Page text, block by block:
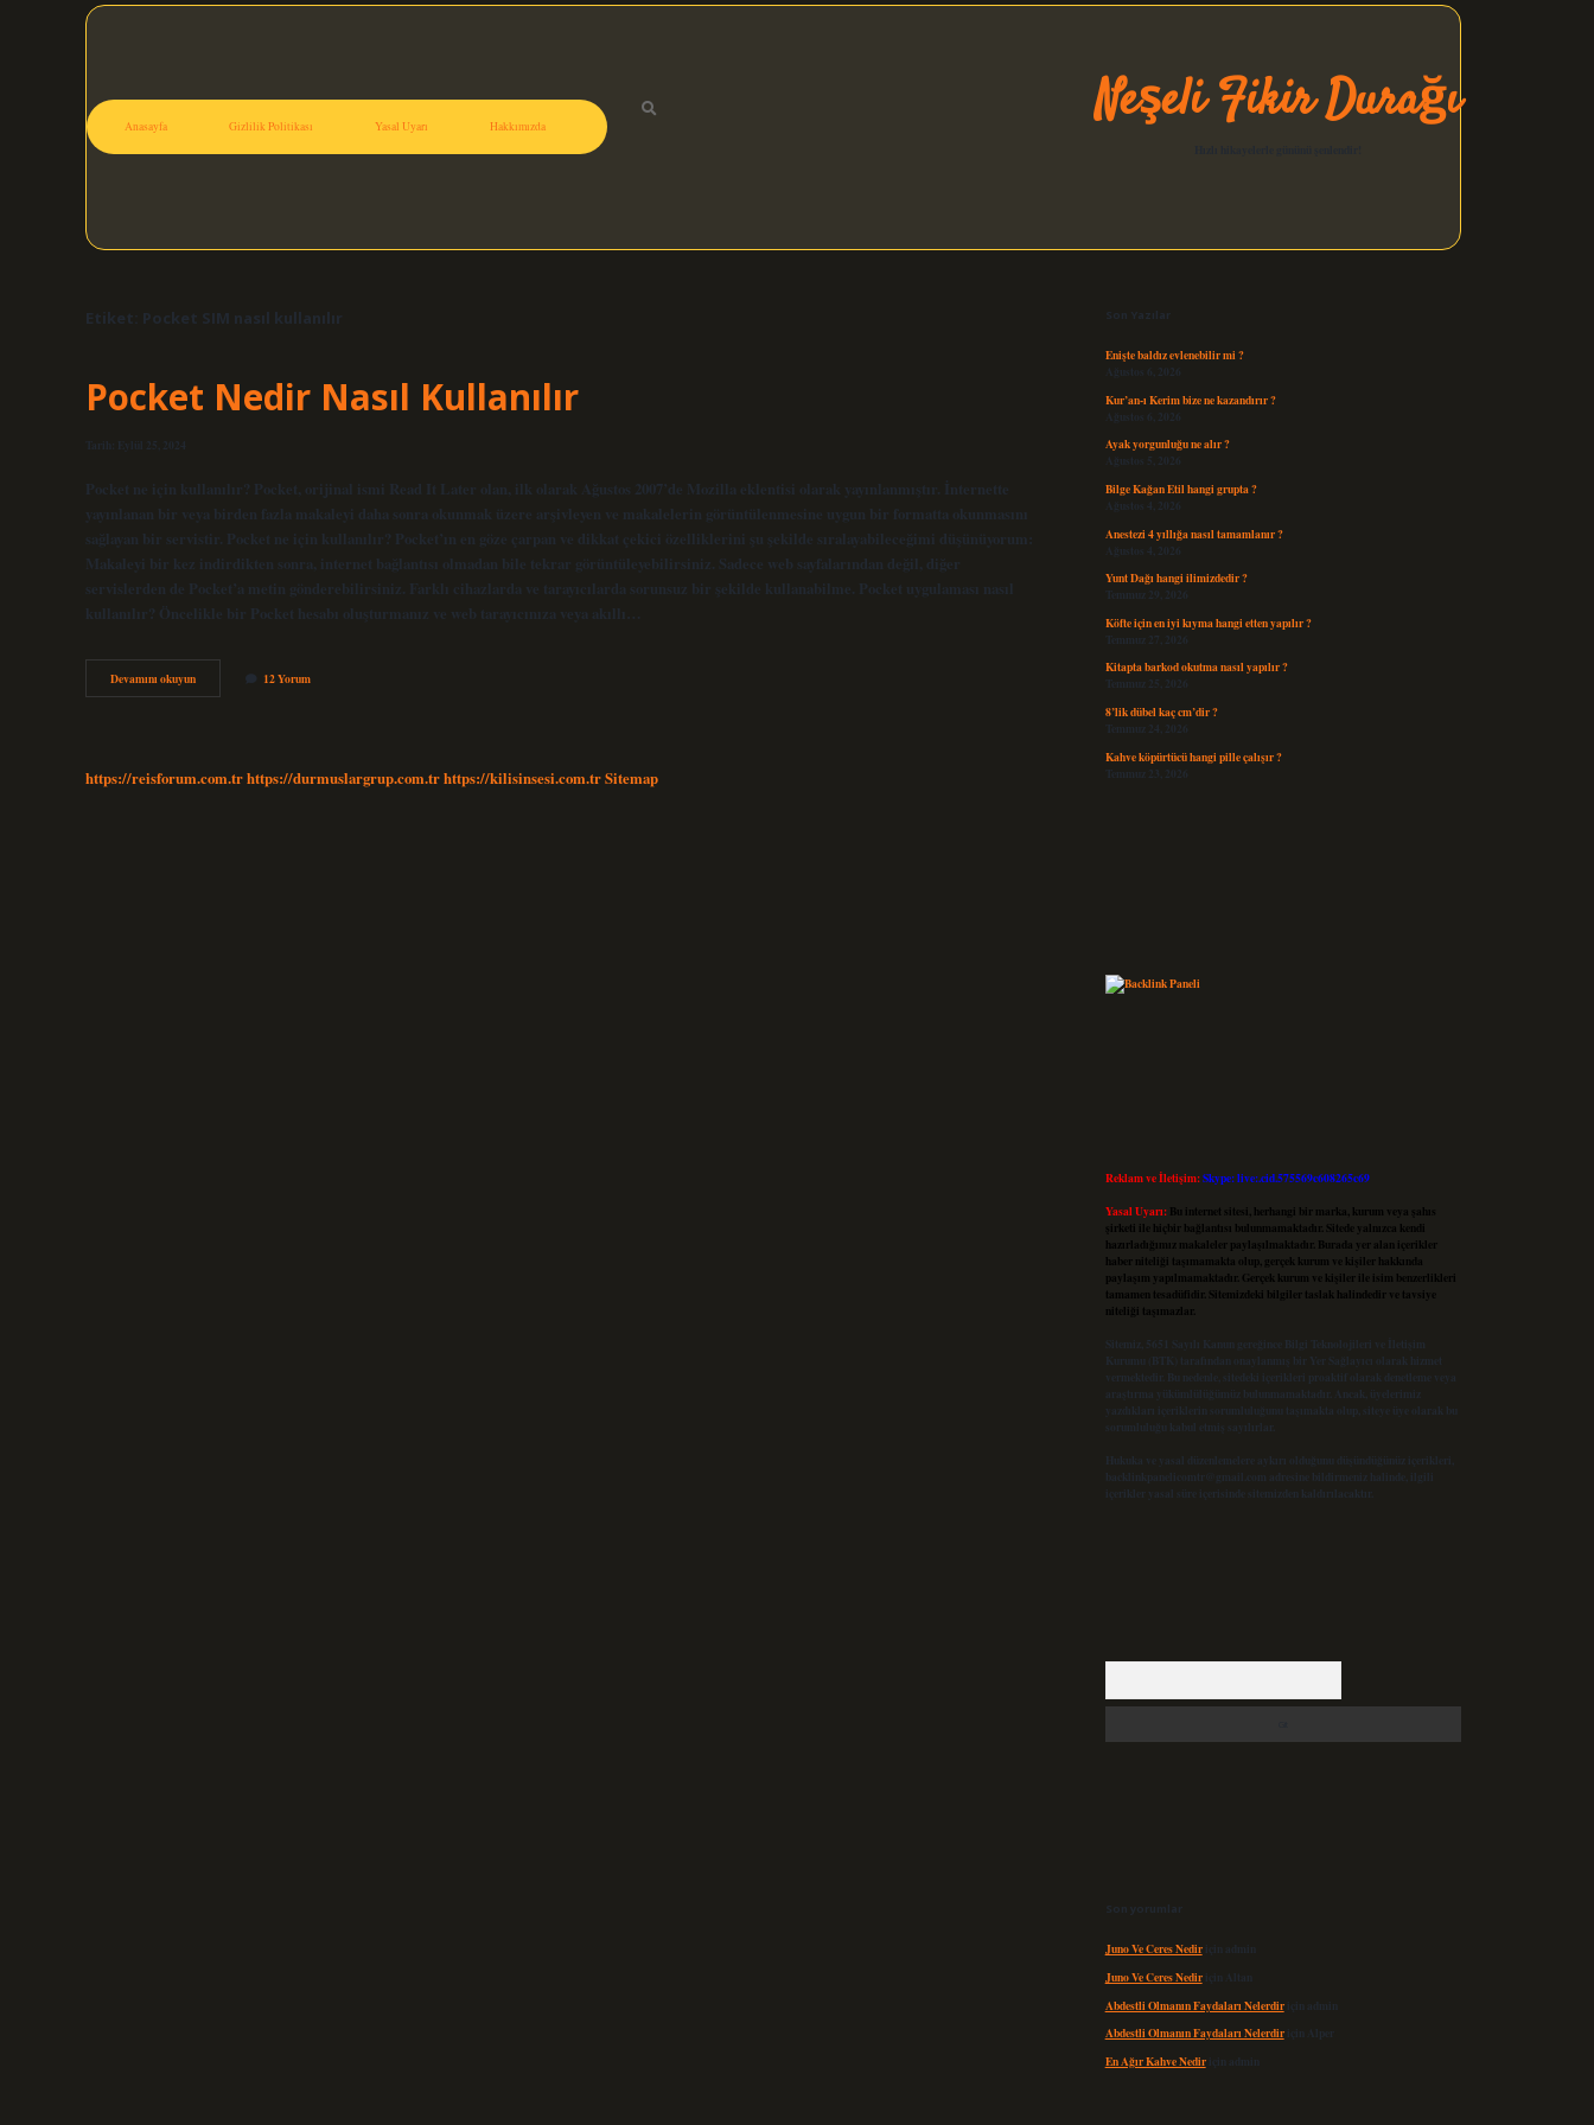
Anasayfa Gizlilik Politikası Yasal Uyarı Hakkımızda Neşeli Fikir Durağı
Etiket: Pocket SIM nasıl kullanılır
Pocket Nedir Nasıl Kullanılır
Tarih: Eylül 25, 2024
Pocket ne için kullanılır? Pocket, orijinal ismi Read It Later olan, ilk olarak Ağustos 2007’de Mozilla eklentisi olarak yayınlanmıştır. İnternette
yayınlanan bir veya birden fazla makaleyi daha sonra okunmak üzere arşivleyen ve makalelerin görüntülenmesine uygun bir formatta okunmasını
sağlayan bir servistir. Pocket ne için kullanılır? Pocket’ın en göze çarpan ve dikkat çekici özelliklerini şu şekilde sıralayabileceğimi düşünüyorum:
Makaleyi bir kez indirdikten sonra, internet bağlantısı olmadan bile tekrar görüntüleyebilirsiniz. Sadece web sayfalarından değil, diğer
servislerden de Pocket’a metin gönderebilirsiniz. Farklı cihazlarda ve tarayıcılarda sorunsuz bir şekilde kullanabilme. Pocket uygulaması nasıl
kullanılır? Öncelikle bir Pocket hesabı oluşturmanız ve web tarayıcınıza veya akıllı…
Devamını okuyunPocket
Nedir
12 Yorum
https://reisforum.com.trhttps://durmuslargrup.com.trhttps://kilisinsesi.com.trSitemap
Son Yazılar
Enişte baldız evlenebilir mi ?
Ağustos 6, 2026
Kur’an-ı Kerim bize ne kazandırır ?
Ağustos 6, 2026
Ayak yorgunluğu ne alır ?
Ağustos 5, 2026
Bilge Kağan Etil hangi grupta ?
Ağustos 4, 2026
Anestezi 4 yıllığa nasıl tamamlanır ?
Ağustos 4, 2026
Yunt Dağı hangi ilimizdedir ?
Temmuz 29, 2026
Köfte için en iyi kıyma hangi etten yapılır ?
Temmuz 27, 2026
Kitapta barkod okutma nasıl yapılır ?
Temmuz 25, 2026
8’lik dübel kaç cm’dir ?
Temmuz 24, 2026
Kahve köpürtücü hangi pille çalışır ?
Temmuz 23, 2026
Reklam ve İletişim:Skype: live:.cid.575569c608265c69
Yasal Uyarı: Bu internet sitesi, herhangi bir marka, kurum veya şahıs
şirketi ile hiçbir bağlantısı bulunmamaktadır. Sitede yalnızca kendi
hazırladığımız makaleler paylaşılmaktadır. Burada yer alan içerikler
haber niteliği taşımamakta olup, gerçek kurum ve kişiler hakkında
paylaşım yapılmamaktadır. Gerçek kurum ve kişiler ile isim benzerlikleri
tamamen tesadüfidir. Sitemizdeki bilgiler taslak halindedir ve tavsiye
niteliği taşımazlar.
Sitemiz, 5651 Sayılı Kanun gereğince Bilgi Teknolojileri ve İletişim
Kurumu (BTK) tarafından onaylanmış bir Yer Sağlayıcı olarak hizmet
vermektedir. Bu nedenle, sitedeki içerikleri proaktif olarak denetleme veya
araştırma yükümlülüğümüz bulunmamaktadır. Ancak, üyelerimiz
yazdıkları içeriklerin sorumluluğunu taşımakta olup, siteye üye olarak bu
sorumluluğu kabul etmiş sayılırlar.
Hukuka ve yasal düzenlemelere aykırı olduğunu düşündüğünüz içerikleri,
backlinkpanelicomtr@gmail.com adresine bildirmeniz halinde, ilgili
içerikler yasal süre içerisinde sitemizden kaldırılacaktır.
Son yorumlar
Juno Ve Ceres Nediriçin admin
Juno Ve Ceres Nediriçin Altan
Abdestli Olmanın Faydaları Nelerdiriçin admin
Abdestli Olmanın Faydaları Nelerdiriçin Alper
En Ağır Kahve Nediriçin admin